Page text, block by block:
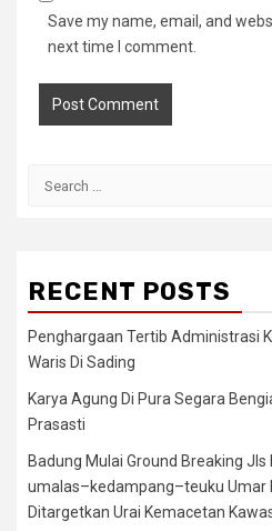
Save my name, email, and
next time I comment.
RECENT POSTS
Penghargaan Tertib Administrasi
Waris Di Sading
Karya Agung Di Pura Segara
Prasasti
Badung Mulai Ground Breaking
umalas–kedampang–teuku Umar
Ditargetkan Urai Kemacetan